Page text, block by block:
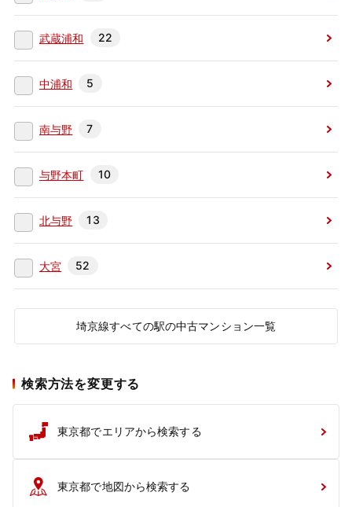
武蔵浦和 22
中浦和 5
南与野 7
与野本町 10
北与野 13
大宮 52
埼京線すべての駅の中古マンション一覧
検索方法を変更する
東京都でエリアから検索する
東京都で地図から検索する